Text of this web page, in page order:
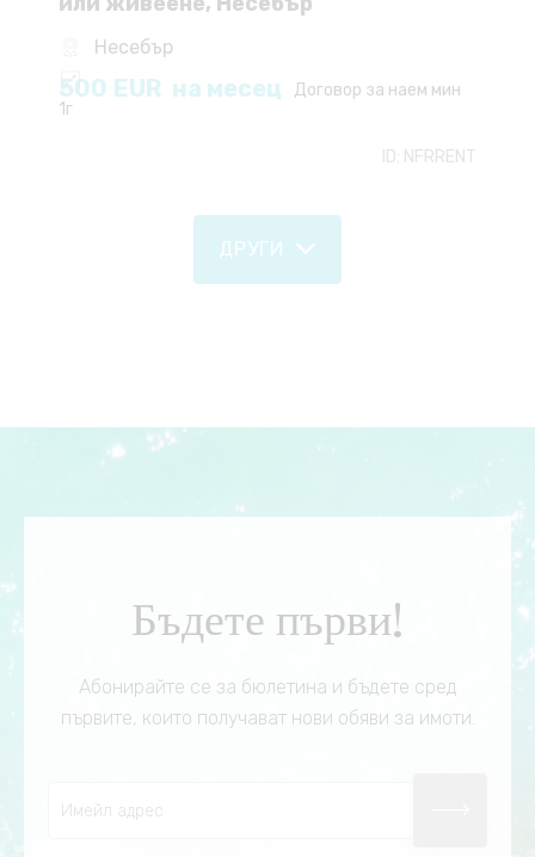
Несебър
500 EUR на месец
Договор за наем мин
1г
ID: NFRRENT
ДРУГИ
Бъдете първи!
Абонирайте се за бюлетина и бъдете сред
първите, които получават нови обяви за имоти.